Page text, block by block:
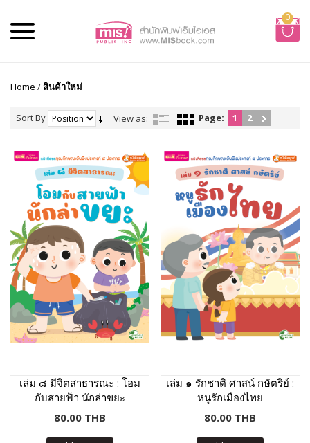
0
Home /สินค้าใหม่
Sort By View as: Page: 1 2
เล่ม ๘ มีจิตสาธารณะ : โอม
กับสายฟ้า นักล่าขยะ
80.00 THB
เล่ม ๑ รักชาติ ศาสน์ กษัตริย์ :
หนูรักเมืองไทย
80.00 THB